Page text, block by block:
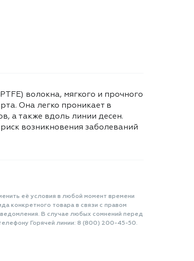
волокна, мягкого и прочного
Она легко проникает в
а также вдоль линии десен.
возникновения заболеваний
её условия в любой момент времени
конкретного товара в связи с правом
В случае любых сомнений перед
Горячей линии: 8 (800) 200-45-50.